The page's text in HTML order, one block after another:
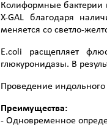
Колиформные бактерии
X-GAL благодаря
меняется со светло-
E.coli расщепляет
глюкуронидазы. В
Проведение индольного
Преимущества:
- Одновременное